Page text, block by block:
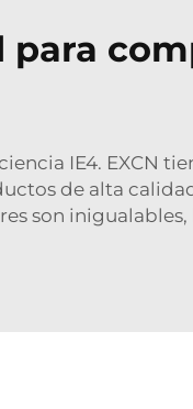
IE4. EXCN
de alta
son